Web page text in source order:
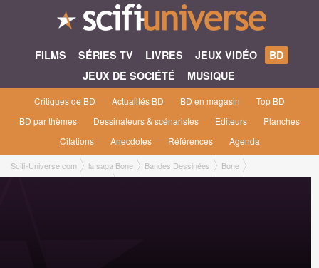
FILMS SÉRIES TV LIVRES JEUX VIDÉO
BD
JEUX DE SOCIÉTÉ
MUSIQUE
Critiques de BD Actualités BD BD en magasin
Top BD
BD par thèmes
Dessinateurs & scénaristes Editeurs
Planches
Citations
Anecdotes Références Agenda
Scifi-Universe.com la saga Bone Bandes Dessinées
Bone
La Grande Course #2 [1996]